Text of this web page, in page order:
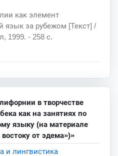
как элемент
язык за рубежом [Текст] /
1999. - 258 с.
в творчестве
как на занятиях по
языку (на материале
от эдема»)»
и лингвистика